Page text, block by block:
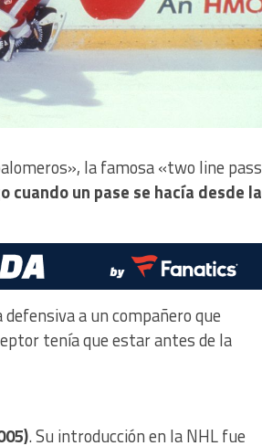
la famosa «two line pass
cuando un pase se hacía desde la
a un compañero que
tenía que estar antes de la
. Su introducción en la NHL fue